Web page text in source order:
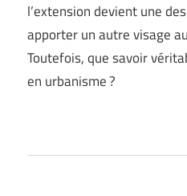
l’extension devient une
apporter un autre visage
Toutefois, que savoir
en urbanisme ?